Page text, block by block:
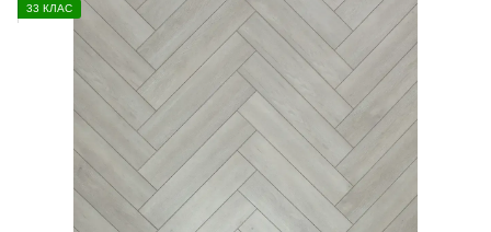
33 КЛАС